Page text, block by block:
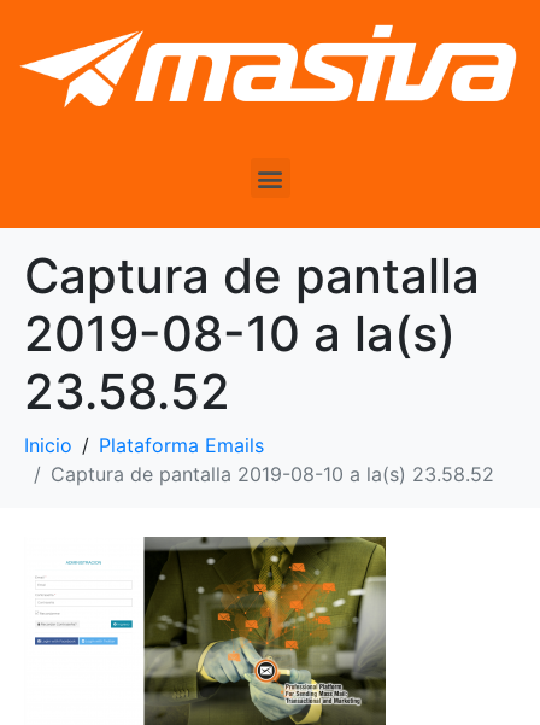
Captura de pantalla
2019-08-10 a la(s)
23.58.52
Inicio
Plataforma Emails
Captura de pantalla 2019-08-10 a la(s) 23.58.52